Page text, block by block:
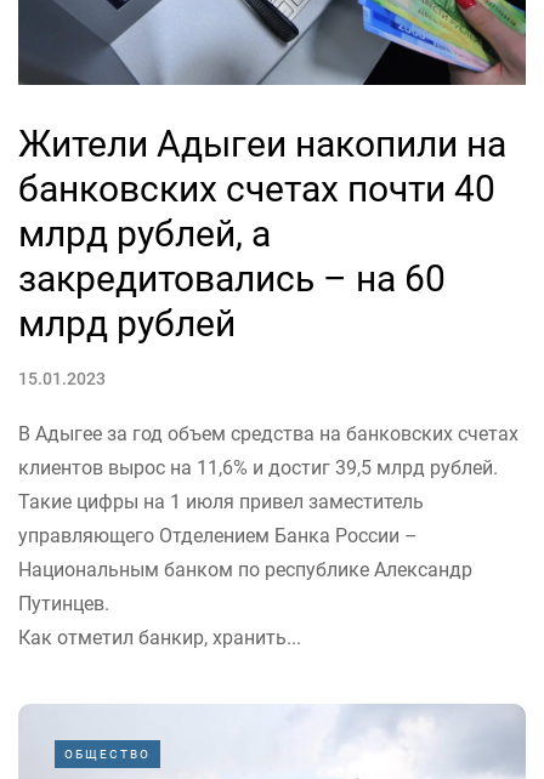
Жители Адыгеи накопили на
банковских счетах почти 40
млрд рублей, а
закредитовались – на 60
млрд рублей
15.01.2023
В Адыгее за год объем средства на​ банковских счетах
клиентов вырос на 11,6% и достиг 39,5 млрд рублей.
Такие цифры на 1 июля привел заместитель
управляющего Отделением Банка России –
Национальным банком по республике Александр
Путинцев.
Как отметил банкир, хранить...
ОБЩЕСТВО